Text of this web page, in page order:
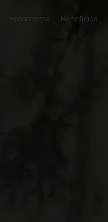
Ecosistema Beneficios